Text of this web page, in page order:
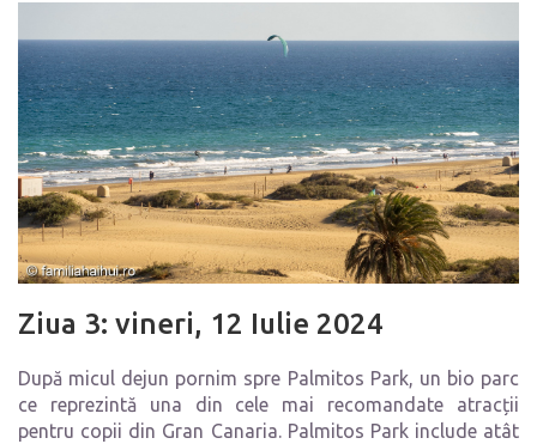
Ziua 3: vineri, 12 Iulie 2024
După micul dejun pornim spre Palmitos Park, un bio parc
ce reprezintă una din cele mai recomandate atracții
pentru copii din Gran Canaria. Palmitos Park include atât